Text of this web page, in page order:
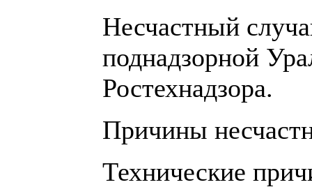
Несчастный
поднадзорной
Ростехнадзора.
Причины
Технические